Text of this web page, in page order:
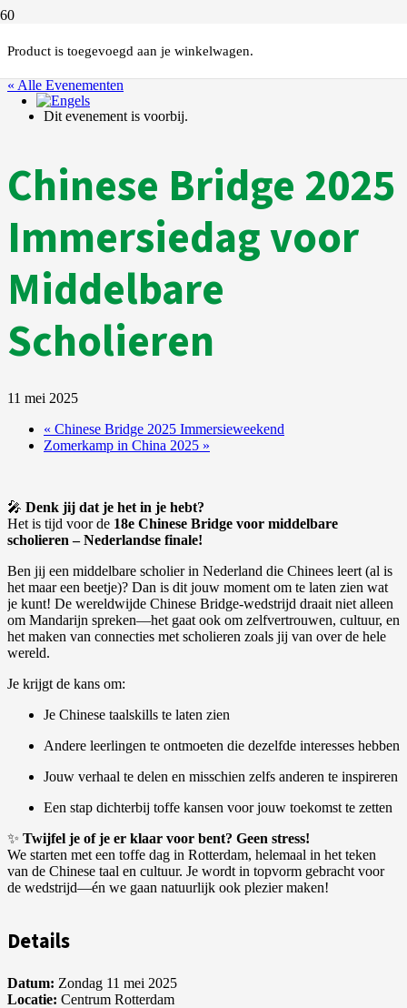
Product is toegevoegd aan je winkelwagen.
« Alle Evenementen
Dit evenement is voorbij.
Chinese Bridge 2025
Immersiedag voor
Middelbare
Scholieren
11 mei 2025
« Chinese Bridge 2025 Immersieweekend
Zomerkamp in China 2025 »
🎤 Denk jij dat je het in je hebt?
Het is tijd voor de 18e Chinese Bridge voor middelbare
scholieren – Nederlandse finale!
Ben jij een middelbare scholier in Nederland die Chinees leert (al is
het maar een beetje)? Dan is dit jouw moment om te laten zien wat
je kunt! De wereldwijde Chinese Bridge-wedstrijd draait niet alleen
om Mandarijn spreken—het gaat ook om zelfvertrouwen, cultuur, en
het maken van connecties met scholieren zoals jij van over de hele
wereld.
Je krijgt de kans om:
Je Chinese taalskills te laten zien
Andere leerlingen te ontmoeten die dezelfde interesses hebben
Jouw verhaal te delen en misschien zelfs anderen te inspireren
Een stap dichterbij toffe kansen voor jouw toekomst te zetten
✨ Twijfel je of je er klaar voor bent? Geen stress!
We starten met een toffe dag in Rotterdam, helemaal in het teken
van de Chinese taal en cultuur. Je wordt in topvorm gebracht voor
de wedstrijd—én we gaan natuurlijk ook plezier maken!
Details
Datum: Zondag 11 mei 2025
Locatie: Centrum Rotterdam